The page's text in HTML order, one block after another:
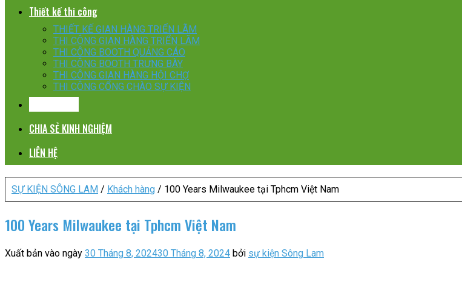
Thiết kế thi công
THIẾT KẾ GIAN HÀNG TRIỂN LÃM
THI CÔNG GIAN HÀNG TRIỂN LÃM
THI CÔNG BOOTH QUẢNG CÁO
THI CÔNG BOOTH TRƯNG BÀY
THI CÔNG GIAN HÀNG HỘI CHỢ
THI CÔNG CỔNG CHÀO SỰ KIỆN
CHIA SẺ KINH NGHIỆM
LIÊN HỆ
SỰ KIỆN SÔNG LAM / Khách hàng / 100 Years Milwaukee tại Tphcm Việt Nam
100 Years Milwaukee tại Tphcm Việt Nam
Xuất bản vào ngày 30 Tháng 8, 202430 Tháng 8, 2024 bởi sự kiện Sông Lam